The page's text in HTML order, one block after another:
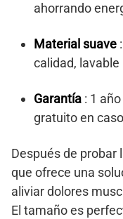
ahorrando
Material suave
calidad, lavable
Garantía : 1
gratuito en
Después de probar
que ofrece una
aliviar dolores
El tamaño es